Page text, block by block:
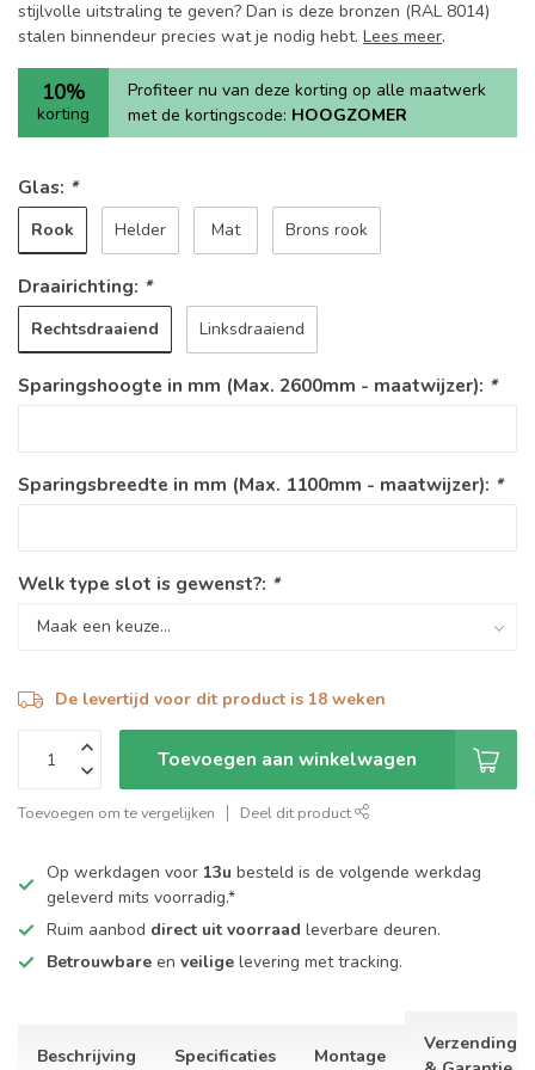
stijlvolle uitstraling te geven? Dan is deze bronzen (RAL 8014)
stalen binnendeur precies wat je nodig hebt. Lees meer.
10%
korting
Profiteer nu van deze korting op alle maatwerk
met de kortingscode: HOOGZOMER
Glas: *
Rook Helder Mat Brons rook
Draairichting: *
Rechtsdraaiend Linksdraaiend
Sparingshoogte in mm (Max. 2600mm - maatwijzer): *
Sparingsbreedte in mm (Max. 1100mm - maatwijzer): *
Welk type slot is gewenst?: *
De levertijd voor dit product is 18 weken
Toevoegen aan winkelwagen
Toevoegen om te vergelijken Deel dit product
Op werkdagen voor 13u besteld is de volgende werkdag
geleverd mits voorradig.*
Ruim aanbod direct uit voorraad leverbare deuren.
Betrouwbare en veilige levering met tracking.
Beschrijving Specificaties Montage
Verzending